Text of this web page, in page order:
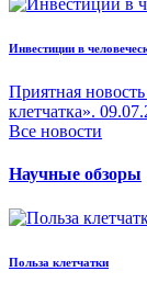
Инвестиции в
Приятная
клетчатка».
Все новости
Научные обзоры
Польза клетчатки